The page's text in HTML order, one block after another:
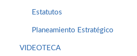
Estatutos
Planeamiento Estratégico
VIDEOTECA